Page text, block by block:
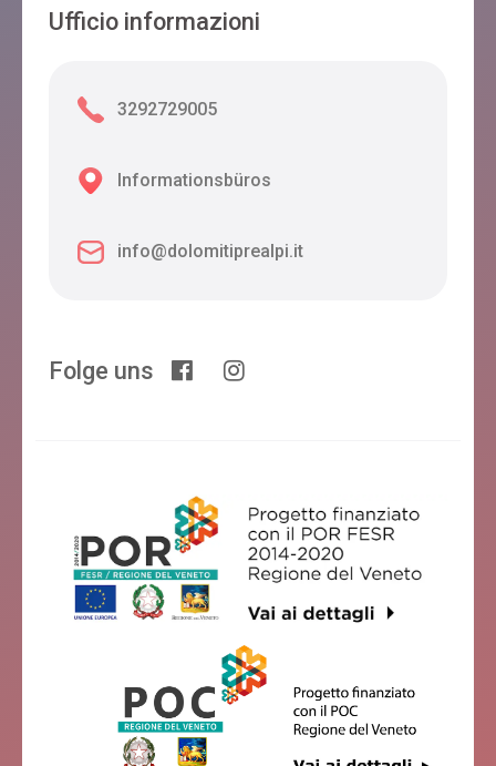
Ufficio informazioni
3292729005
Informationsbüros
info@dolomitiprealpi.it
Folge uns